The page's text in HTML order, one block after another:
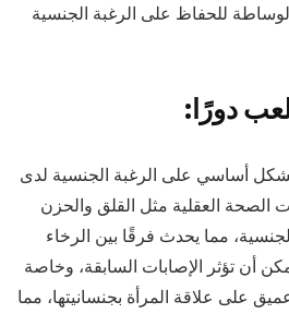
للحفاظ على الرغبة الجنسية
دورًا
بشكل أساسي على الرغبة الجنسية لدى
الصحة العقلية مثل القلق والحزن
مما يحدث فرقًا بين الرخاء
أن تؤثر الإصابات السابقة، وخاصة
على علاقة المرأة بجنسانيتها، مما